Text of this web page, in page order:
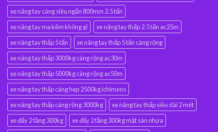
xe nâng tay càng siêu ngắn 800mm 2.5 tấn
xe nâng tay mạ kẽm không gỉ
xe nâng tay thấp 2.5 tấn ac25m
xe nâng tay thấp 5 tấn
xe nâng tay thấp 5 tấn càng rộng
xe nâng tay thấp 3000kg càng rộng ac30m
xe nâng tay thấp 5000kg càng rộng ac50m
xe nâng tay thấp càng hẹp 2500kg ichimens
xe nâng tay thấp càng rộng 3000kg
xe nâng tay thấp siêu dài 2 mét
xe đẩy 2 tầng 300kg
xe đẩy 2 tầng 300kg mặt sàn nhựa